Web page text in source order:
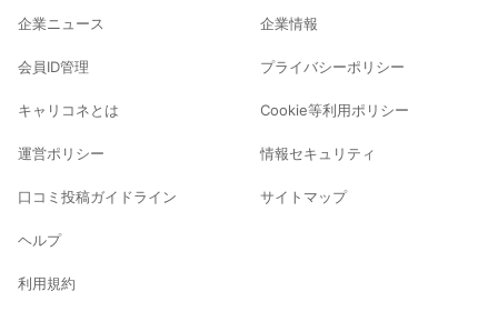
企業ニュース
会員ID管理
キャリコネとは
運営ポリシー
口コミ投稿ガイドライン
ヘルプ
利用規約
企業情報
プライバシーポリシー
Cookie等利用ポリシー
情報セキュリティ
サイトマップ